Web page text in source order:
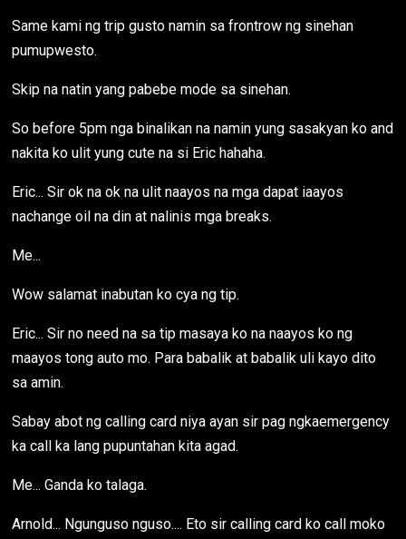
Same kami ng trip gusto namin sa frontrow ng sinehan
pumupwesto.
Skip na natin yang pabebe mode sa sinehan.
So before 5pm nga binalikan na namin yung sasakyan ko and
nakita ko ulit yung cute na si Eric hahaha.
Eric... Sir ok na ok na ulit naayos na mga dapat iaayos
nachange oil na din at nalinis mga breaks.
Me...
Wow salamat inabutan ko cya ng tip.
Eric... Sir no need na sa tip masaya ko na naayos ko ng
maayos tong auto mo. Para babalik at babalik uli kayo dito
sa amin.
Sabay abot ng calling card niya ayan sir pag ngkaemergency
ka call ka lang pupuntahan kita agad.
Me... Ganda ko talaga.
Arnold... Ngunguso nguso.... Eto sir calling card ko call moko